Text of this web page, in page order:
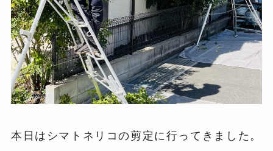
本日はシマトネリコの剪定に行ってきました。